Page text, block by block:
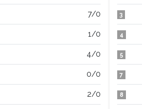
7/0
1/0
4/0
0/0
2/0
3
4
5
7
8